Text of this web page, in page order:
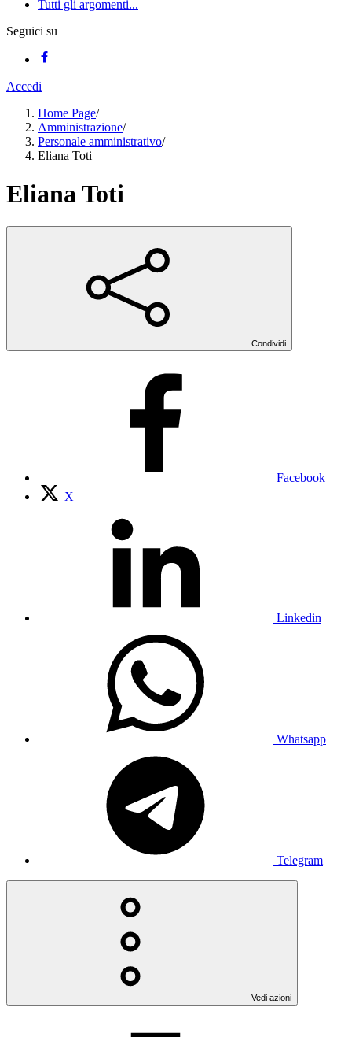
Tutti gli argomenti...
Seguici su
Accedi
Home Page/
Amministrazione/
Personale amministrativo/
Eliana Toti
Eliana Toti
Condividi
Facebook
X
Linkedin
Whatsapp
Telegram
Vedi azioni